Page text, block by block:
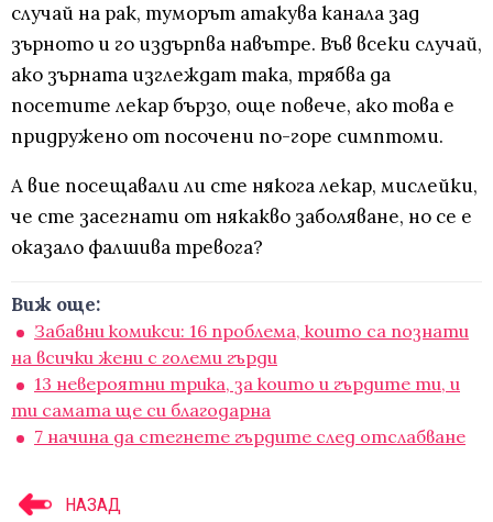
случай на рак, туморът атакува канала зад
зърното и го издърпва навътре. Във всеки случай,
ако зърната изглеждат така, трябва да
посетите лекар бързо, още повече, ако това е
придружено от посочени по-горе симптоми.
А вие посещавали ли сте някога лекар, мислейки,
че сте засегнати от някакво заболяване, но се е
оказало фалшива тревога?
Виж още:
Забавни комикси: 16 проблема, които са познати
на всички жени с големи гърди
13 невероятни трика, за които и гърдите ти, и
ти самата ще си благодарна
7 начина да стегнете гърдите след отслабване
НАЗАД